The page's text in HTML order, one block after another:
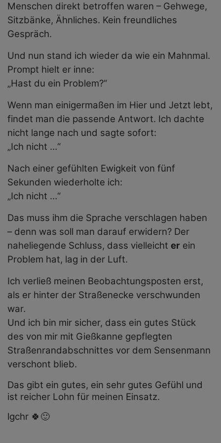
Menschen direkt betroffen waren – Gehwege,
Sitzbänke, Ähnliches. Kein freundliches
Gespräch.
Und nun stand ich wieder da wie ein Mahnmal.
Prompt hielt er inne:
„Hast du ein Problem?“
Wenn man einigermaßen im Hier und Jetzt lebt,
findet man die passende Antwort. Ich dachte
nicht lange nach und sagte sofort:
„Ich nicht …“
Nach einer gefühlten Ewigkeit von fünf
Sekunden wiederholte ich:
„Ich nicht …“
Das muss ihm die Sprache verschlagen haben
– denn was soll man darauf erwidern? Der
naheliegende Schluss, dass vielleicht er ein
Problem hat, lag in der Luft.
Ich verließ meinen Beobachtungsposten erst,
als er hinter der Straßenecke verschwunden
war.
Und ich bin mir sicher, dass ein gutes Stück
des von mir mit Gießkanne gepflegten
Straßenrandabschnittes vor dem Sensenmann
verschont blieb.
Das gibt ein gutes, ein sehr gutes Gefühl und
ist reicher Lohn für meinen Einsatz.
lgchr 🍀🙂